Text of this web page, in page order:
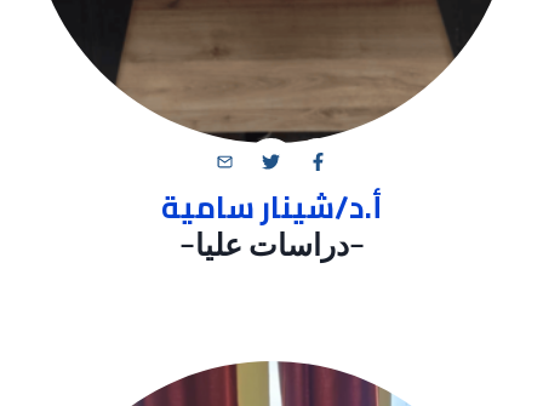
أ.د/شينار سامية
–دراسات عليا–